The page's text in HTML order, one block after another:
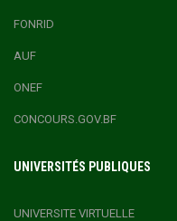
FONRID
AUF
ONEF
CONCOURS.GOV.BF
UNIVERSITÉS PUBLIQUES
UNIVERSITE VIRTUELLE